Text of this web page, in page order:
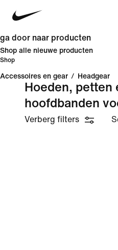
ga door naar producten
Shop alle nieuwe producten
Shop
Accessoires en gear / Headgear
Hoeden, petten
hoofdbanden
Verberg filters